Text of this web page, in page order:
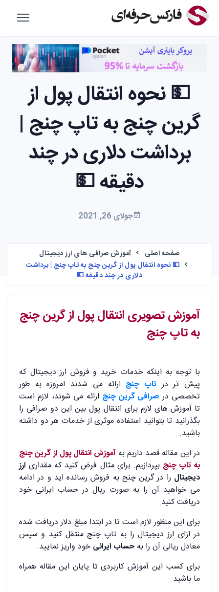
💵 نحوه انتقال پول از
گرین چنج به تاپ چنج |
برداشت دلاری در چند
دقیقه 💵
جولای 26, 2021
صفحه اصلی
آموزش صرافی های ارز دیجیتال
💵 نحوه انتقال پول از گرین چنج به تاپ چنج | برداشت
دلاری در چند دقیقه 💵
آموزش تصویری انتقال پول از گرین چنج
به تاپ چنج
با توجه به اینکه خدمات خرید و فروش ارز دیجیتال که
پیش تر در تاپ چنج ارائه می شدند امروزه به طور
تخصصی در صرافی گرین چنج ارائه می شوند، لازم است
تا آموزش های لازم برای انتقال پول بین این دو صرافی را
بگذرانید تا بتوانید استفاده موثری از خدمات هر دو داشته
باشید.
در این مقاله قصد داریم بهآموزش انتقال پول از گرین چنج
به تاپ چنج بپردازیم. برای مثال فرض کنید که مقداری ارز
دیجیتال را در گرین چنج به فروش رسانده اید و در ادامه
می خواهید آن را به صورت ریال در حساب ایرانی خود
دریافت کنید.
برای این منظور لازم است تا در ابتدا مبلغ دلار دریافت شده
در ازای ارز دیجیتال را به تاپ چنج منتقل کنید و سپس
معادل ریالی آن را به حساب ایرانی خود واریز نمایید.
برای کسب این آموزش کاربردی تا پایان این مقاله همراه
ما باشید.